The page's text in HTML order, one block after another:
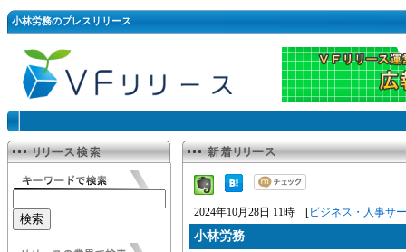
小林労務のプレスリリース
2024年10月28日 11時 [ビジネス・人事サ
小林労務